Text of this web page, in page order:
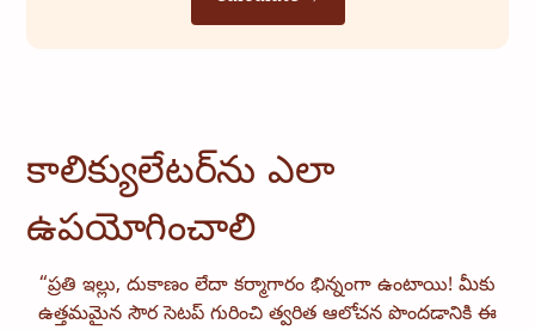
కాలిక్యులేటర్‌ను ఎలా
ఉపయోగించాలి
“ప్రతి ఇల్లు, దుకాణం లేదా కర్మాగారం భిన్నంగా ఉంటాయి! మీకు
ఉత్తమమైన సౌర సెటప్ గురించి త్వరిత ఆలోచన పొందడానికి ఈ